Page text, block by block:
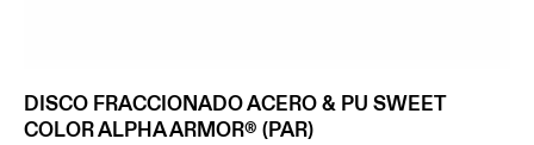
DISCO FRACCIONADO ACERO & PU SWEET
COLOR ALPHA ARMOR® (PAR)